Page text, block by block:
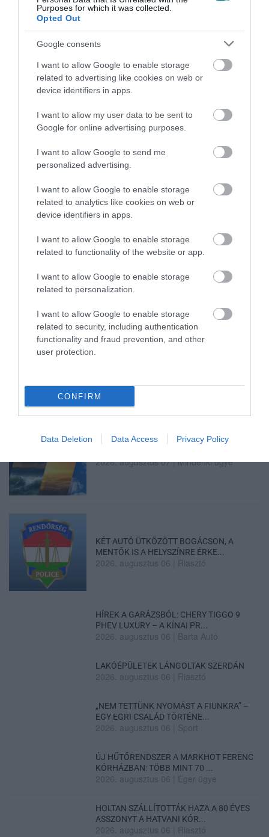
Purposes for which it was collected.
Opted Out
Google consents
I want to allow Google to enable storage
related to advertising like cookies on web or
device identifiers in apps.
I want to allow my user data to be sent to
Google for online advertising purposes.
I want to allow Google to send me
personalized advertising.
I want to allow Google to enable storage
related to analytics like cookies on web or
device identifiers in apps.
I want to allow Google to enable storage
related to functionality of the website or app.
I want to allow Google to enable storage
related to personalization.
I want to allow Google to enable storage
related to security, including authentication
functionality and fraud prevention, and other
user protection.
CONFIRM
Data Deletion Data Access Privacy Policy
ÚJRAINDULNAK A KORÁBBAN
LEÁLLÍTOTT SZOLGÁLTATÁSOK AZ EGRI...
2026. augusztus 07|Eger ügye
TÍZ ÉVE NEM VOLT ILYEN ALACSONY AZ
INFLÁCIÓ MAGYARORSZÁGON
MINDHÁROM ÜTEMBEN DOLGOZNAK A 25-
2026. augusztus 07|Eger ügye
2026. augusztus 07|Mindenki ügye
KÉT AUTÓ ÜTKÖZÖTT BOGÁCSON, A
MENTŐK IS A HELYSZÍNRE ÉRKE...
2026. augusztus 06 Riasztó
HÍREK A GARÁZSBÓL: CHERY TIGGO 9
PHEV LUXURY – A KÍNAI PR...
2026. augusztus 06 Barta Autó
LAKÓÉPÜLETEK LÁNGOLTAK SZERDÁN
2026. augusztus 06 Riasztó
„NEM TETTÜNK NYOMÁST A FIUNKRA” –
EGY EGRI CSALÁD TÖRTÉNE...
2026. augusztus 06 Sport
ÚJ HŰTŐRENDSZER A MARKHOT FERENC
KÓRHÁZBAN: TÖBB MINT 70 ...
2026. augusztus 06 Eger ügye
HOLTAN SZÁLLÍTOTTÁK HAZA A 80 ÉVES
ASSZONYT A HATVANI KÓR...
2026. augusztus 06 Riasztó